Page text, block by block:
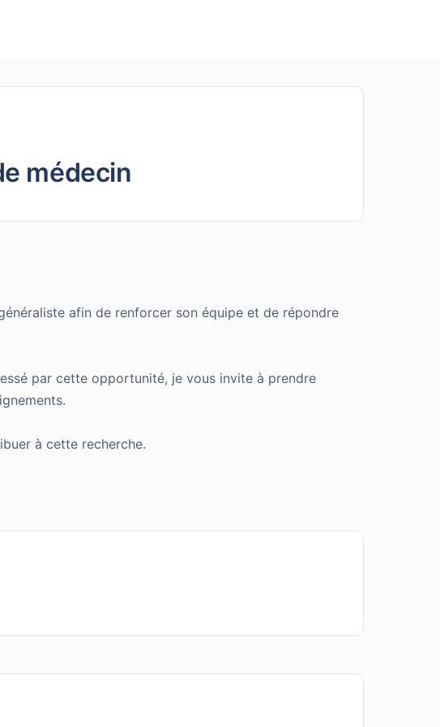
médecin
afin de renforcer son équipe et de répondre
par cette opportunité, je vous invite à prendre
à cette recherche.